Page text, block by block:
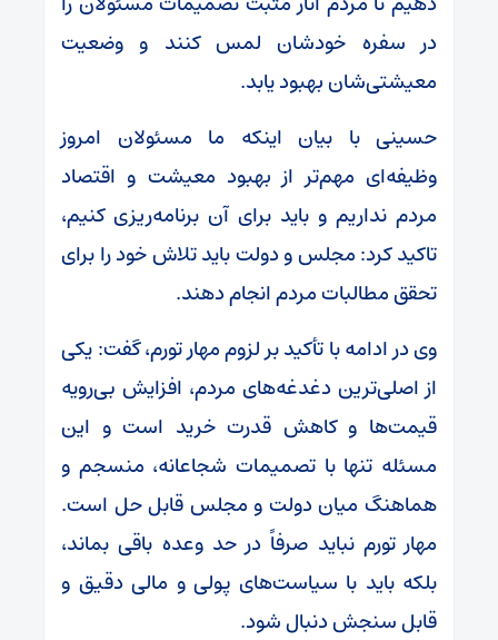
در سفره خودشان لمس کنند و وضعیت
معیشتی‌شان بهبود یابد.
حسینی با بیان اینکه ما مسئولان امروز
وظیفه‌ای مهم‌تر از بهبود معیشت و اقتصاد
مردم نداریم و باید برای آن برنامه‌ریزی کنیم،
تاکید کرد: مجلس و دولت باید تلاش خود را برای
تحقق مطالبات مردم انجام دهند.
وی در ادامه با تأکید بر لزوم مهار تورم، گفت: یکی
از اصلی‌ترین دغدغه‌های مردم، افزایش بی‌رویه
قیمت‌ها و کاهش قدرت خرید است و این
مسئله تنها با تصمیمات شجاعانه، منسجم و
هماهنگ میان دولت و مجلس قابل حل است.
مهار تورم نباید صرفاً در حد وعده باقی بماند،
بلکه باید با سیاست‌های پولی و مالی دقیق و
قابل سنجش دنبال شود.